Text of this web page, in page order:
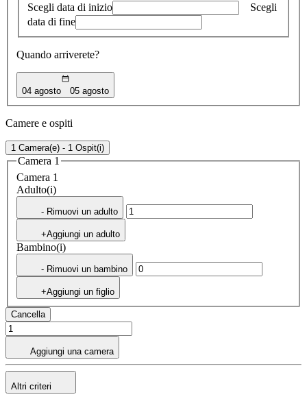
Scegli data di inizio
Scegli
data di fine
Quando arriverete?
04 agosto 05 agosto
Camere e ospiti
1 Camera(e) - 1 Ospit(i)
Camera 1
Camera 1
Adulto(i)
- Rimuovi un adulto
+Aggiungi un adulto
Bambino(i)
- Rimuovi un bambino
+Aggiungi un figlio
Cancella
Aggiungi una camera
Altri criteri